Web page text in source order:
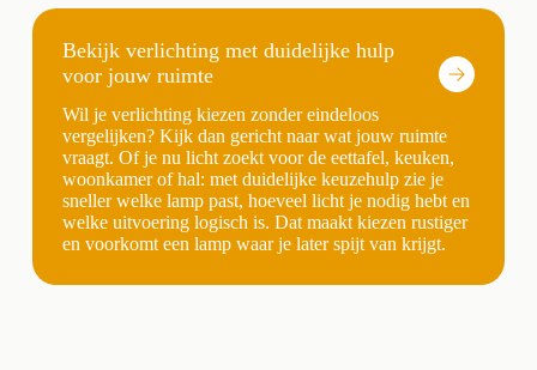
Bekijk verlichting met duidelijke hulp
voor jouw ruimte
Wil je verlichting kiezen zonder eindeloos
vergelijken? Kijk dan gericht naar wat jouw ruimte
vraagt. Of je nu licht zoekt voor de eettafel, keuken,
woonkamer of hal: met duidelijke keuzehulp zie je
sneller welke lamp past, hoeveel licht je nodig hebt en
welke uitvoering logisch is. Dat maakt kiezen rustiger
en voorkomt een lamp waar je later spijt van krijgt.